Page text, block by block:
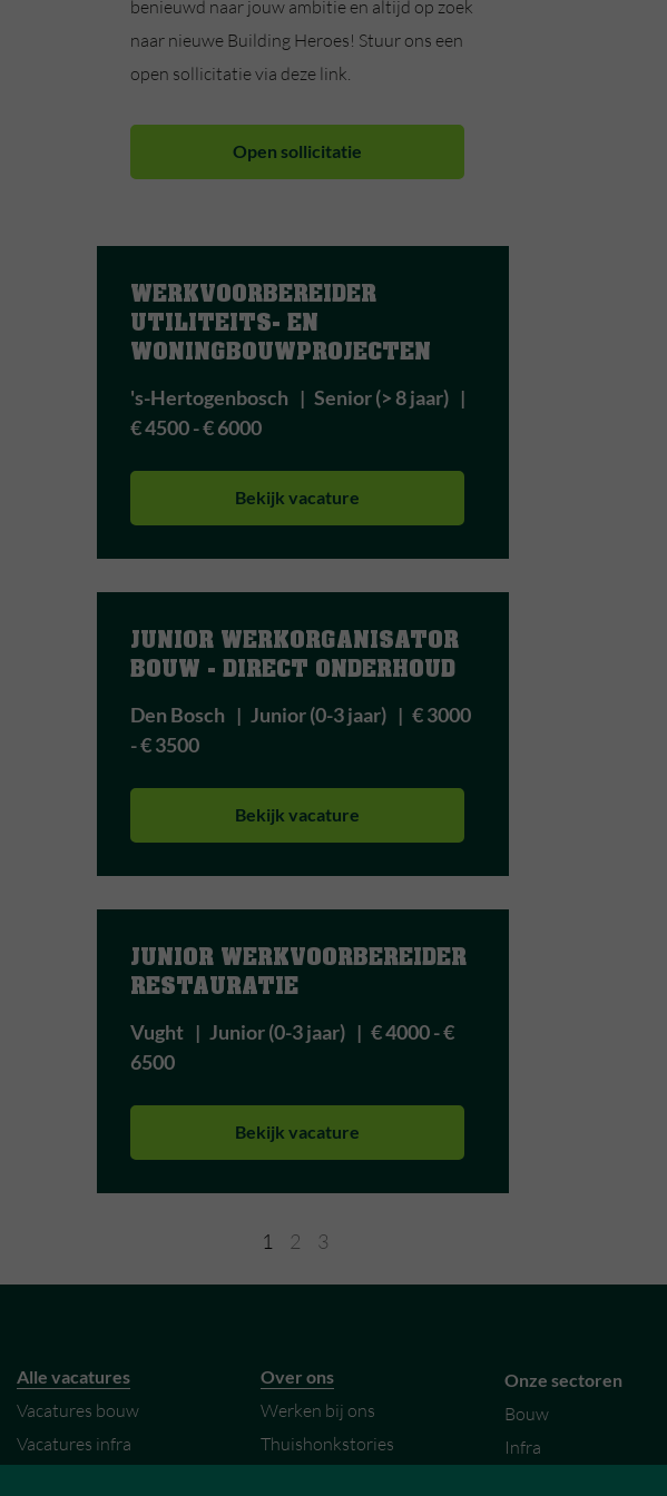
benieuwd naar jouw ambitie en altijd op zoek
naar nieuwe Building Heroes! Stuur ons een
open sollicitatie via deze link.
Open sollicitatie
WERKVOORBEREIDER
UTILITEITS- EN
WONINGBOUWPROJECTEN
's-Hertogenbosch
Senior (> 8 jaar)
€ 4500 - € 6000
Bekijk vacature
JUNIOR WERKORGANISATOR
BOUW - DIRECT ONDERHOUD
Den Bosch Junior (0-3 jaar)
€ 3000
- € 3500
Bekijk vacature
JUNIOR WERKVOORBEREIDER
RESTAURATIE
Vught Junior (0-3 jaar)
€ 4000 - €
6500
Bekijk vacature
1 2 3
Alle vacatures
Vacatures bouw
Vacatures infra
Over ons
Werken bij ons
Thuishonkstories
Onze sectoren
Bouw
Infra